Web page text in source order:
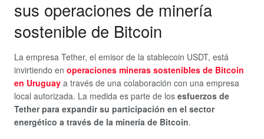
sus operaciones de minería
sostenible de Bitcoin
La empresa Tether, el emisor de la stablecoin USDT, está
invirtiendo en operaciones mineras sostenibles de Bitcoin
en Uruguay a través de una colaboración con una empresa
local autorizada. La medida es parte de los esfuerzos de
Tether para expandir su participación en el sector
energético a través de la minería de Bitcoin.